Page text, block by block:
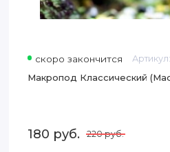
скоро закончится Артикул:
Макропод Классический
180 руб. 220руб.